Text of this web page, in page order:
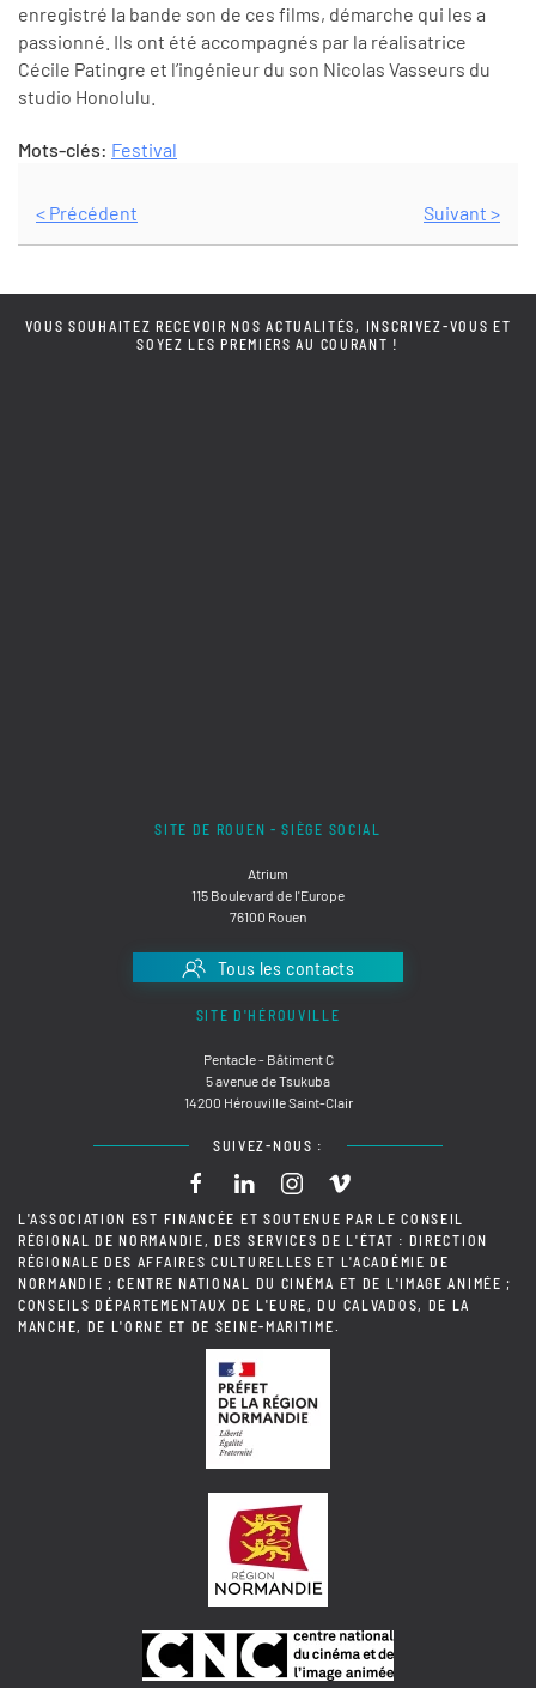
enregistré la bande son de ces films, démarche qui les a
passionné. Ils ont été accompagnés par la réalisatrice
Cécile Patingre et l’ingénieur du son Nicolas Vasseurs du
studio Honolulu.
Mots-clés: Festival
< Précédent Suivant >
VOUS SOUHAITEZ RECEVOIR NOS ACTUALITÉS, INSCRIVEZ-VOUS ET
SOYEZ LES PREMIERS AU COURANT !
SITE DE ROUEN - SIÈGE SOCIAL
Atrium
115 Boulevard de l'Europe
76100 Rouen
Tous les contacts
SITE D'HÉROUVILLE
Pentacle - Bâtiment C
5 avenue de Tsukuba
14200 Hérouville Saint-Clair
SUIVEZ-NOUS :
L'ASSOCIATION EST FINANCÉE ET SOUTENUE PAR LE CONSEIL
RÉGIONAL DE NORMANDIE, DES SERVICES DE L'ÉTAT : DIRECTION
RÉGIONALE DES AFFAIRES CULTURELLES ET L'ACADÉMIE DE
NORMANDIE ; CENTRE NATIONAL DU CINÉMA ET DE L'IMAGE ANIMÉE ;
CONSEILS DÉPARTEMENTAUX DE L'EURE, DU CALVADOS, DE LA
MANCHE, DE L'ORNE ET DE SEINE-MARITIME.